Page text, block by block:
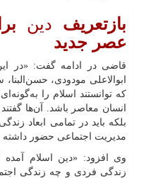
بازتعریف دین
عصر جدید
قاضی در ادامه گفت: «در
ابوالاعلی مودودی،
که توانستند اسلام را
انسان معاصر باشد. آن‌ها
بلکه باید در تمامی ابعاد
مدیریت اجتماعی حضور داشته
وی افزود: «دین اسلام
زندگی فردی و چه زندگی